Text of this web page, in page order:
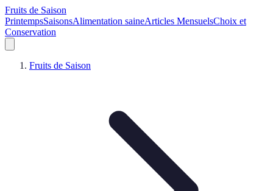
Fruits de Saison
PrintempsSaisonsAlimentation saineArticles MensuelsChoix et
Conservation
Fruits de Saison